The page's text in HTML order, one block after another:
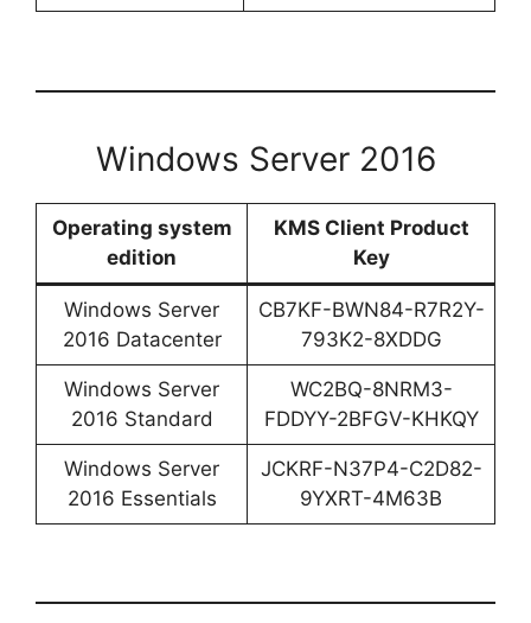
Windows Server 2016
Operating system
edition
KMS Client Product
Key
Windows Server
2016 Datacenter
CB7KF-BWN84-R7R2Y-
793K2-8XDDG
Windows Server
2016 Standard
WC2BQ-8NRM3-
FDDYY-2BFGV-KHKQY
Windows Server
2016 Essentials
JCKRF-N37P4-C2D82-
9YXRT-4M63B